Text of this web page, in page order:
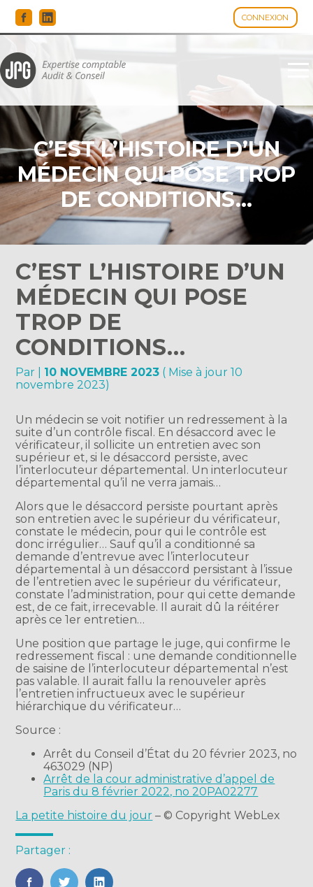
CONNEXION
Aller
au
C’EST L’HISTOIRE D’UN
MÉDECIN QUI POSE TROP
DE CONDITIONS…
C’EST L’HISTOIRE D’UN
MÉDECIN QUI POSE
TROP DE
CONDITIONS…
Par 10 NOVEMBRE 2023 ( Mise à jour 10
novembre 2023)
Un médecin se voit notifier un redressement à la
suite d’un contrôle fiscal. En désaccord avec le
vérificateur, il sollicite un entretien avec son
supérieur et, si le désaccord persiste, avec
l’interlocuteur départemental. Un interlocuteur
départemental qu’il ne verra jamais…
Alors que le désaccord persiste pourtant après
son entretien avec le supérieur du vérificateur,
constate le médecin, pour qui le contrôle est
donc irrégulier… Sauf qu’il a conditionné sa
demande d’entrevue avec l’interlocuteur
départemental à un désaccord persistant à l’issue
de l’entretien avec le supérieur du vérificateur,
constate l’administration, pour qui cette demande
est, de ce fait, irrecevable. Il aurait dû la réitérer
après ce 1er entretien…
Une position que partage le juge, qui confirme le
redressement fiscal : une demande conditionnelle
de saisine de l’interlocuteur départemental n’est
pas valable. Il aurait fallu la renouveler après
l’entretien infructueux avec le supérieur
hiérarchique du vérificateur…
Source :
Arrêt du Conseil d’État du 20 février 2023, no
463029 (NP)
Arrêt de la cour administrative d’appel de
Paris du 8 février 2022, no 20PA02277
La petite histoire du jour – © Copyright WebLex
Partager :